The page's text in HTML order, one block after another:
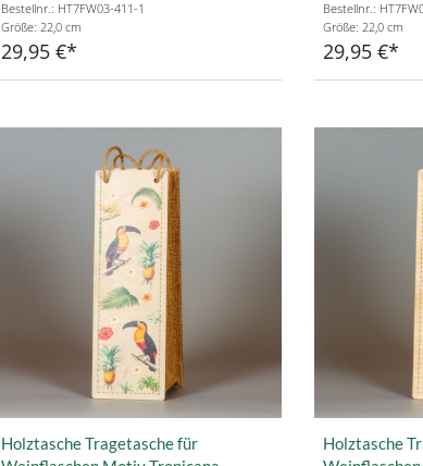
Bestellnr.: HT7FW03-411-1
Größe: 22,0 cm
29,95 €
Bestellnr.:
Größe: 22,0 cm
29,95 €
Holztasche Tragetasche für
Holztasche